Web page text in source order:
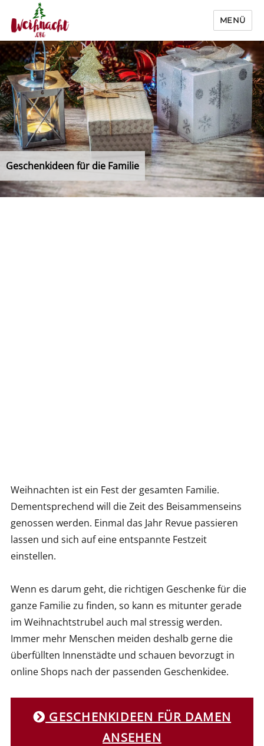
Weihnacht.org
MENÜ
Geschenkideen für die Familie
Weihnachten ist ein Fest der gesamten Familie.
Dementsprechend will die Zeit des Beisammenseins
genossen werden. Einmal das Jahr Revue passieren
lassen und sich auf eine entspannte Festzeit
einstellen.
Wenn es darum geht, die richtigen Geschenke für die
ganze Familie zu finden, so kann es mitunter gerade
im Weihnachtstrubel auch mal stressig werden.
Immer mehr Menschen meiden deshalb gerne die
überfüllten Innenstädte und schauen bevorzugt in
online Shops nach der passenden Geschenkidee.
GESCHENKIDEEN FÜR DAMEN
ANSEHEN